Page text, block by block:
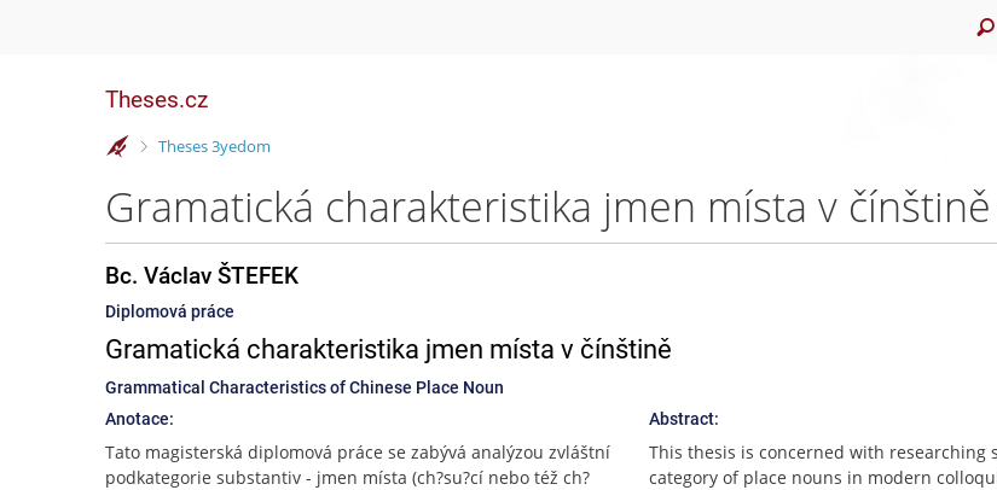
Theses.cz
>
Theses 3yedom
Gramatická charakteristika jmen místa v čínštině
Bc. Václav ŠTEFEK
Diplomová práce
Gramatická charakteristika jmen místa v čínštině
Grammatical Characteristics of Chinese Place Noun
Anotace:
Tato magisterská diplomová práce se zabývá analýzou zvláštní
podkategorie substantiv - jmen místa (ch?su?cí nebo též ch?
Abstract:
This thesis is concerned with researching
category of place nouns in modern